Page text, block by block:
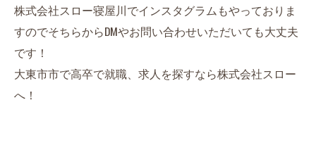
株式会社スロー寝屋川でインスタグラムもやっておりま
すのでそちらからDMやお問い合わせいただいても大丈夫
です！
大東市市で高卒で就職、求人を探すなら株式会社スロー
へ！